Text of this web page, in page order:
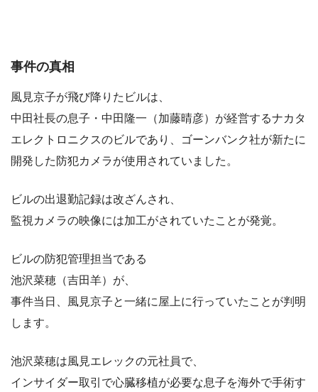
事件の真相
風見京子が飛び降りたビルは、
中田社長の息子・中田隆一（加藤晴彦）が経営するナカタ
エレクトロニクスのビルであり、ゴーンバンク社が新たに
開発した防犯カメラが使用されていました。
ビルの出退勤記録は改ざんされ、
監視カメラの映像には加工がされていたことが発覚。
ビルの防犯管理担当である
池沢菜穂（吉田羊）が、
事件当日、風見京子と一緒に屋上に行っていたことが判明
します。
池沢菜穂は風見エレックの元社員で、
インサイダー取引で心臓移植が必要な息子を海外で手術す